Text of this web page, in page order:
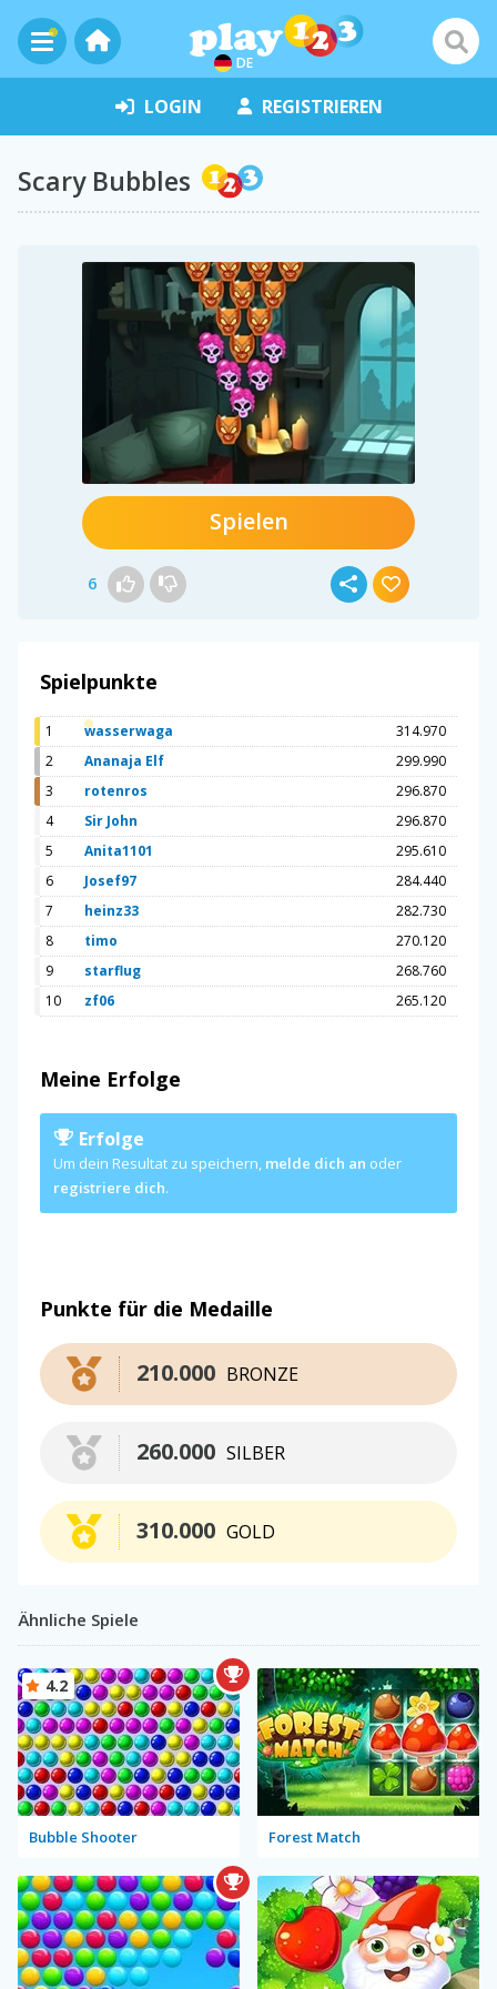
DE
LOGIN REGISTRIEREN
Scary Bubbles
Spielen
6
Spielpunkte
1 wasserwaga
314.970
2
Ananaja Elf
299.990
3
rotenros
296.870
4
Sir John
296.870
5
Anita1101
295.610
6
Josef97
284.440
7
heinz33
282.730
8
timo
270.120
9
starflug
268.760
10
zf06 265.120
Meine Erfolge
Erfolge
Um dein Resultat zu speichern, melde dich an oder
registriere dich.
Punkte für die Medaille
BRONZE
210.000
SILBER
260.000
GOLD
310.000
Ähnliche Spiele
Bubble Shooter
4.2
Forest Match